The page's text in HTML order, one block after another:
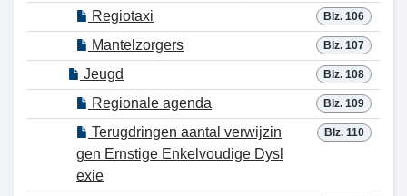
Blz. 106
Regiotaxi
Blz. 107
Mantelzorgers
Blz. 108
Jeugd
Blz. 109
Regionale agenda
Blz. 110
Terugdringen aantal verwijzin
gen Ernstige Enkelvoudige Dysl
exie